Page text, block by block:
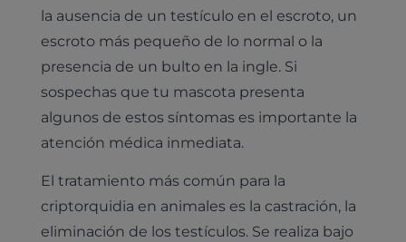
la ausencia de un testículo en el escroto, un
escroto más pequeño de lo normal o la
presencia de un bulto en la ingle. Si
sospechas que tu mascota presenta
algunos de estos síntomas es importante la
atención médica inmediata.
El tratamiento más común para la
criptorquidia en animales es la castración, la
eliminación de los testículos. Se realiza bajo